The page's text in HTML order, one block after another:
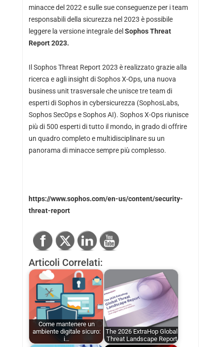
minacce del 2022 e sulle sue conseguenze per i team
responsabili della sicurezza nel 2023 è possibile
leggere la versione integrale delSophos Threat
Report 2023.
Il Sophos Threat Report 2023 è realizzato grazie alla
ricerca e agli insight di Sophos X-Ops, una nuova
business unit trasversale che unisce tre team di
esperti di Sophos in cybersicurezza (SophosLabs,
Sophos SecOps e Sophos AI). Sophos X-Ops riunisce
più di 500 esperti di tutto il mondo, in grado di offrire
un quadro completo e multidisciplinare su un
panorama di minacce sempre più complesso.
https://www.sophos.com/en-us/content/security-
threat-report
Articoli Correlati:
Come mantenere un
ambiente digitale sicuro:
i…
The 2026 ExtraHop Global
Threat Landscape Report